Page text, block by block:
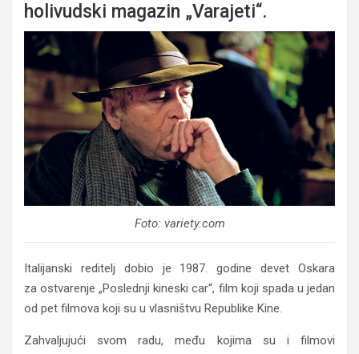
holivudski magazin „Varajeti“.
Foto: variety.com
Italijanski reditelj dobio je 1987. godine devet Oskara
za ostvarenje „Poslednji kineski car“, film koji spada u jedan
od pet filmova koji su u vlasništvu Republike Kine.
Zahvaljujući svom radu, među kojima su i filmovi